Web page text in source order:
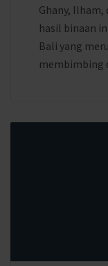
Ghany, Ilham,
hasil binaan
Bali yang
membimbing